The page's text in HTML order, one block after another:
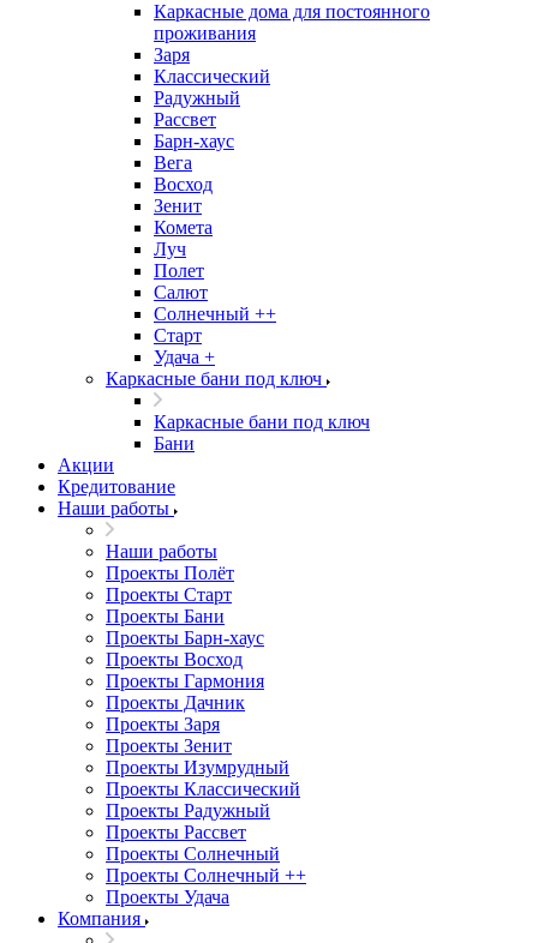
Каркасные дома для постоянного
проживания
Заря
Классический
Радужный
Рассвет
Барн-хаус
Вега
Восход
Зенит
Комета
Луч
Полет
Салют
Солнечный ++
Старт
Удача +
Каркасные бани под ключ
Каркасные бани под ключ
Бани
Акции
Кредитование
Наши работы
Наши работы
Проекты Полёт
Проекты Старт
Проекты Бани
Проекты Барн-хаус
Проекты Восход
Проекты Гармония
Проекты Дачник
Проекты Заря
Проекты Зенит
Проекты Изумрудный
Проекты Классический
Проекты Радужный
Проекты Рассвет
Проекты Солнечный
Проекты Солнечный ++
Проекты Удача
Компания